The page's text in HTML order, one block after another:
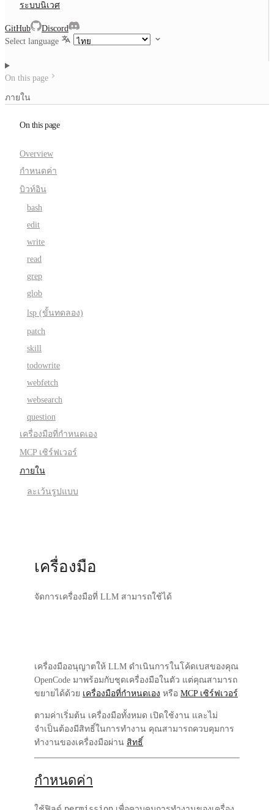
ระบบนิเวศ
GitHub
Discord
Select language
On this page
ภายใน
On this page
Overview
กำหนดค่า
บิวท์อิน
bash
edit
write
read
grep
glob
lsp (ขั้นทดลอง)
patch
skill
todowrite
webfetch
websearch
question
เครื่องมือที่กำหนดเอง
MCP เซิร์ฟเวอร์
ภายใน
ละเว้นรูปแบบ
เครื่องมือ
จัดการเครื่องมือที่ LLM สามารถใช้ได้
เครื่องมืออนุญาตให้ LLM ดำเนินการในโค้ดเบสของคุณ
OpenCode มาพร้อมกับชุดเครื่องมือในตัว แต่คุณสามารถ
ขยายได้ด้วย เครื่องมือที่กำหนดเอง หรือ MCP เซิร์ฟเวอร์
ตามค่าเริ่มต้น เครื่องมือทั้งหมด เปิดใช้งาน และไม่
จำเป็นต้องมีสิทธิ์ในการทำงาน คุณสามารถควบคุมการ
ทำงานของเครื่องมือผ่าน สิทธิ์
กำหนดค่า